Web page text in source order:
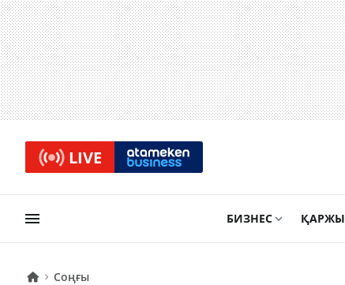
LIVE
БИЗНЕС ҚАРЖЫ
Соңғы